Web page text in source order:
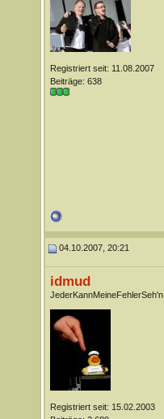
Registriert seit: 11.08.2007
Beiträge: 638
04.10.2007, 20:21
idmud
JederKannMeineFehlerSeh'n
Registriert seit: 15.02.2003